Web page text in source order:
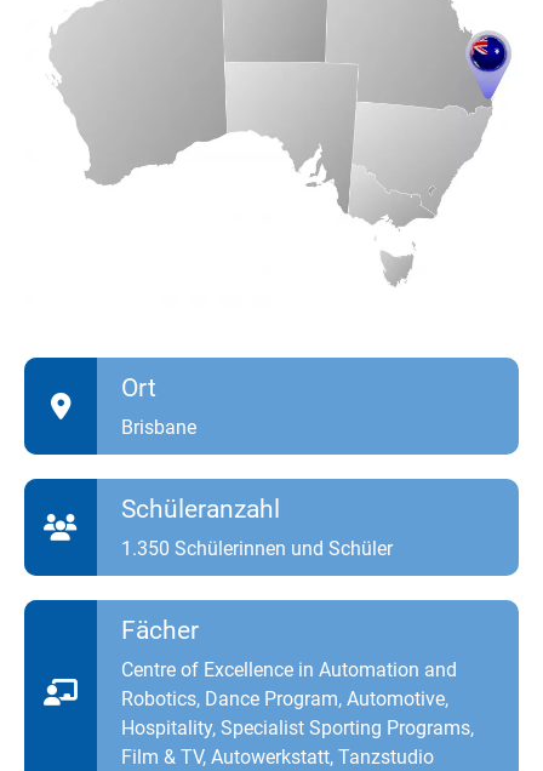
Ort
Brisbane
Schüleranzahl
1.350 Schülerinnen und Schüler
Fächer
Centre of Excellence in Automation and
Robotics, Dance Program, Automotive,
Hospitality, Specialist Sporting Programs,
Film & TV, Autowerkstatt, Tanzstudio